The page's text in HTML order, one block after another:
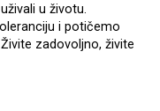
u životu.
i potičemo
zadovoljno, živite